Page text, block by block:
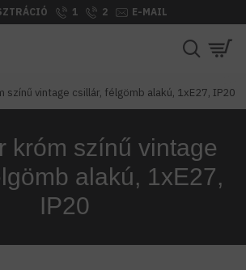
1 2 E-MAIL
színű vintage csillár, félgömb alakú, 1xE27, IP20
króm színű vintage
alakú, 1xE27,
IP20